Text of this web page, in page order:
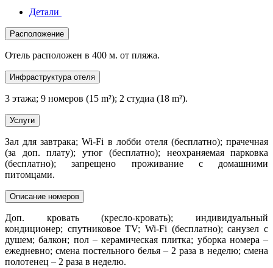
Детали
Расположение
Отель расположен в 400 м. от пляжа.
Инфраструктура отеля
3 этажа; 9 номеров (15 m²); 2 студиа (18 m²).
Услуги
Зал для завтрака; Wi-Fi в лобби отеля (бесплатно); прачечная
(за доп. плату); утюг (бесплатно); неохраняемая парковка
(бесплатно); запрещено проживание с домашними
питомцами.
Описание номеров
Доп. кровать (кресло-кровать); индивидуальный
кондиционер; спутниковое TV; Wi-Fi (бесплатно); санузел с
душем; балкон; пол – керамическая плитка; уборка номера –
ежедневно; смена постельного белья – 2 раза в неделю; смена
полотенец – 2 раза в неделю.